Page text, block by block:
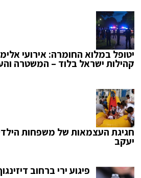
יטופל במלוא החומרה: אירועי
קהילות ישראל בלוד – המשטרה
חגיגת העצמאות של משפחות
יעקב
פיגוע ירי ברחוב